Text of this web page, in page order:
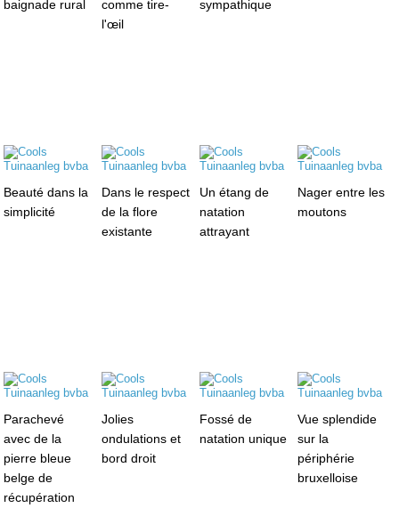
baignade rural
comme tire-
l'œil
sympathique
Beauté dans la
simplicité
Dans le respect
de la flore
existante
Un étang de
natation
attrayant
Nager entre les
moutons
Parachevé
avec de la
pierre bleue
belge de
récupération
Jolies
ondulations et
bord droit
Fossé de
natation unique
Vue splendide
sur la
périphérie
bruxelloise